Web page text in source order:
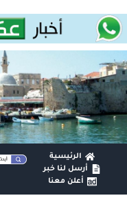
الرئيسية
أرسل لنا خبر
أعلن معنا